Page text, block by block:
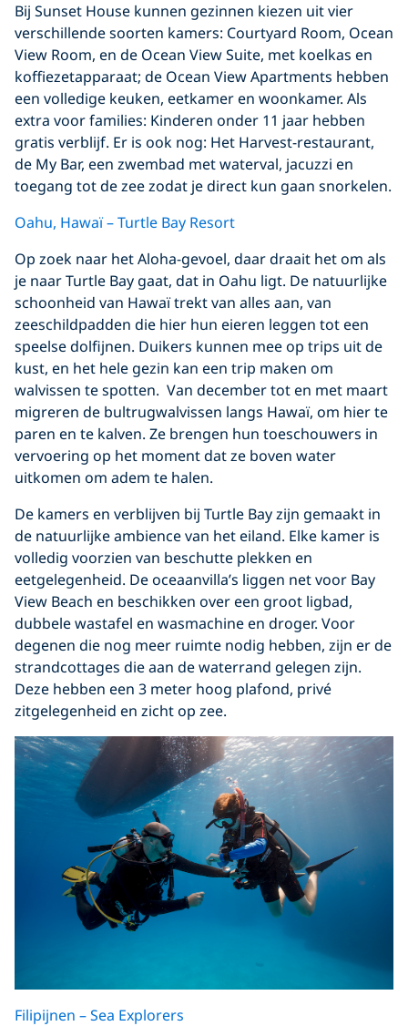
Bij Sunset House kunnen gezinnen kiezen uit vier
verschillende soorten kamers: Courtyard Room, Ocean
View Room, en de Ocean View Suite, met koelkas en
koffiezetapparaat; de Ocean View Apartments hebben
een volledige keuken, eetkamer en woonkamer. Als
extra voor families: Kinderen onder 11 jaar hebben
gratis verblijf. Er is ook nog: Het Harvest-restaurant,
de My Bar, een zwembad met waterval, jacuzzi en
toegang tot de zee zodat je direct kun gaan snorkelen.
Oahu, Hawaï – Turtle Bay Resort
Op zoek naar het Aloha-gevoel, daar draait het om als
je naar Turtle Bay gaat, dat in Oahu ligt. De natuurlijke
schoonheid van Hawaï trekt van alles aan, van
zeeschildpadden die hier hun eieren leggen tot een
speelse dolfijnen. Duikers kunnen mee op trips uit de
kust, en het hele gezin kan een trip maken om
walvissen te spotten. Van december tot en met maart
migreren de bultrugwalvissen langs Hawaï, om hier te
paren en te kalven. Ze brengen hun toeschouwers in
vervoering op het moment dat ze boven water
uitkomen om adem te halen.
De kamers en verblijven bij Turtle Bay zijn gemaakt in
de natuurlijke ambience van het eiland. Elke kamer is
volledig voorzien van beschutte plekken en
eetgelegenheid. De oceaanvilla’s liggen net voor Bay
View Beach en beschikken over een groot ligbad,
dubbele wastafel en wasmachine en droger. Voor
degenen die nog meer ruimte nodig hebben, zijn er de
strandcottages die aan de waterrand gelegen zijn.
Deze hebben een 3 meter hoog plafond, privé
zitgelegenheid en zicht op zee.
Filipijnen – Sea Explorers